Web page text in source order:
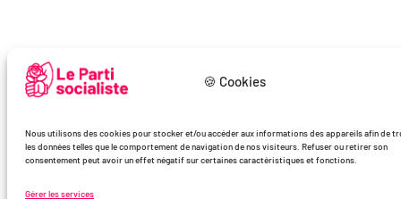
🍪 Cookies
Nous utilisons des cookies pour stocker et/ou accéder aux informations des appareils afin de
les données telles que le comportement de navigation de nos visiteurs. Refuser ou retirer son
consentement peut avoir un effet négatif sur certaines caractéristiques et fonctions.
Gérer les services